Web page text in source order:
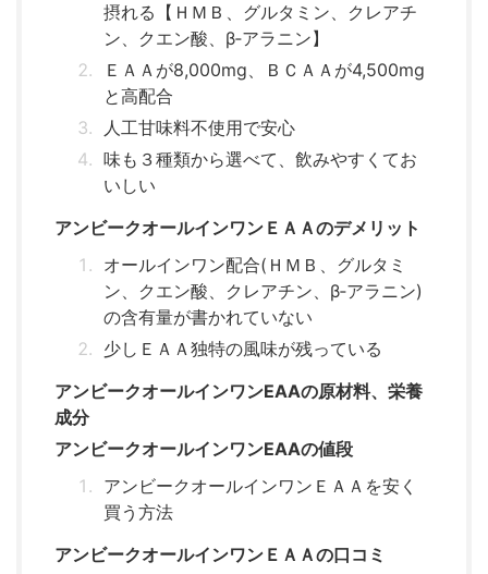
摂れる【ＨＭＢ、グルタミン、クレアチ
ン、クエン酸、β‐アラニン】
ＥＡＡが8,000mg、ＢＣＡＡが4,500mg
と高配合
人工甘味料不使用で安心
味も３種類から選べて、飲みやすくてお
いしい
アンビークオールインワンＥＡＡのデメリット
オールインワン配合(ＨＭＢ、グルタミ
ン、クエン酸、クレアチン、β‐アラニン)
の含有量が書かれていない
少しＥＡＡ独特の風味が残っている
アンビークオールインワンEAAの原材料、栄養
成分
アンビークオールインワンEAAの値段
アンビークオールインワンＥＡＡを安く
買う方法
アンビークオールインワンＥＡＡの口コミ